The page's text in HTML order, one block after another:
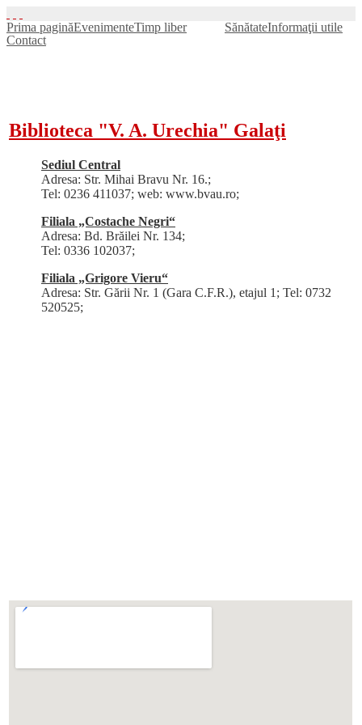
Prima paginăEvenimenteTimp liberCultură SănătateInformaţii utile
Contact
Biblioteca "V. A. Urechia" Galaţi
Sediul Central
Adresa: Str. Mihai Bravu Nr. 16.;
Tel: 0236 411037; web: www.bvau.ro;
Filiala „Costache Negri“
Adresa: Bd. Brăilei Nr. 134;
Tel: 0336 102037;
Filiala „Grigore Vieru“
Adresa: Str. Gării Nr. 1 (Gara C.F.R.), etajul 1; Tel: 0732
520525;